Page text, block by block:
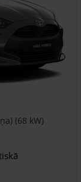
(68 kW)